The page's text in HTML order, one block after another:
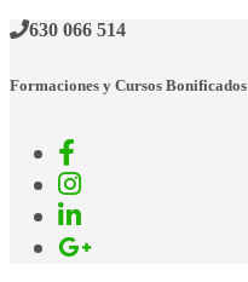
630 066 514
Formaciones y Cursos Bonificados